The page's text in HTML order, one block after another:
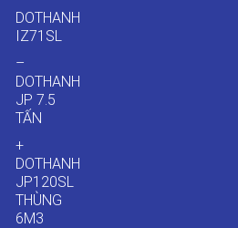
DOTHANH
IZ71SL
–
DOTHANH
JP 7.5
TẤN
+
DOTHANH
JP120SL
THÙNG
6M3